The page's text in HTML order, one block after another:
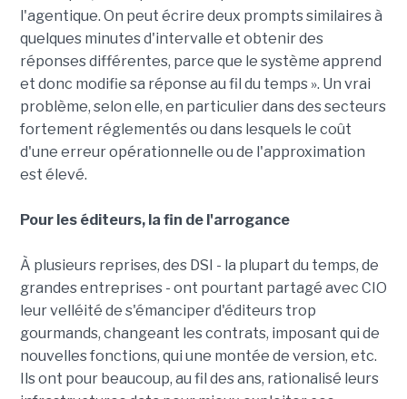
l'agentique. On peut écrire deux prompts similaires à
quelques minutes d'intervalle et obtenir des
réponses différentes, parce que le système apprend
et donc modifie sa réponse au fil du temps ». Un vrai
problème, selon elle, en particulier dans des secteurs
fortement réglementés ou dans lesquels le coût
d'une erreur opérationnelle ou de l'approximation
est élevé.
Pour les éditeurs, la fin de l'arrogance
À plusieurs reprises, des DSI - la plupart du temps, de
grandes entreprises - ont pourtant partagé avec CIO
leur velléité de s'émanciper d'éditeurs trop
gourmands, changeant les contrats, imposant qui de
nouvelles fonctions, qui une montée de version, etc.
Ils ont pour beaucoup, au fil des ans, rationalisé leurs